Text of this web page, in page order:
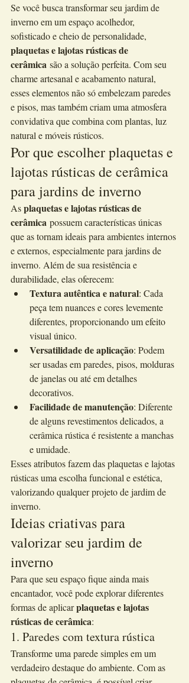
Se você busca transformar seu jardim de
inverno em um espaço acolhedor,
sofisticado e cheio de personalidade,
plaquetas e lajotas rústicas de
cerâmica são a solução perfeita. Com seu
charme artesanal e acabamento natural,
esses elementos não só embelezam paredes
e pisos, mas também criam uma atmosfera
convidativa que combina com plantas, luz
natural e móveis rústicos.
Por que escolher plaquetas e
lajotas rústicas de cerâmica
para jardins de inverno
As plaquetas e lajotas rústicas de
cerâmica possuem características únicas
que as tornam ideais para ambientes internos
e externos, especialmente para jardins de
inverno. Além de sua resistência e
durabilidade, elas oferecem:
Textura autêntica e natural: Cada
peça tem nuances e cores levemente
diferentes, proporcionando um efeito
visual único.
Versatilidade de aplicação: Podem
ser usadas em paredes, pisos, molduras
de janelas ou até em detalhes
decorativos.
Facilidade de manutenção: Diferente
de alguns revestimentos delicados, a
cerâmica rústica é resistente a manchas
e umidade.
Esses atributos fazem das plaquetas e lajotas
rústicas uma escolha funcional e estética,
valorizando qualquer projeto de jardim de
inverno.
Ideias criativas para
valorizar seu jardim de
inverno
Para que seu espaço fique ainda mais
encantador, você pode explorar diferentes
formas de aplicar plaquetas e lajotas
rústicas de cerâmica:
1. Paredes com textura rústica
Transforme uma parede simples em um
verdadeiro destaque do ambiente. Com as